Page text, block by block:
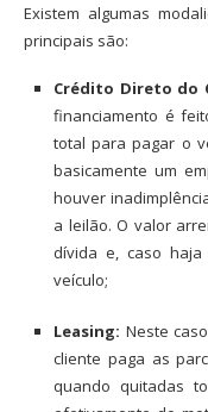
Existem algumas
principais são:
Crédito Direto do
financiamento é
total para pagar o
basicamente um
houver
a leilão. O valor
dívida e, caso
veículo;
Leasing: Neste
cliente paga as
quando quitadas